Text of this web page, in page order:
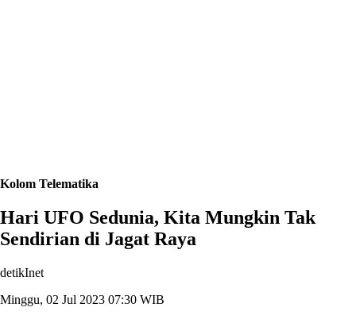
Kolom Telematika
Hari UFO Sedunia, Kita Mungkin Tak
Sendirian di Jagat Raya
detikInet
Minggu, 02 Jul 2023 07:30 WIB